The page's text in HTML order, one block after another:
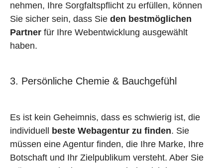
nehmen, Ihre Sorgfaltspflicht zu erfüllen, können
Sie sicher sein, dass Sie den bestmöglichen
Partner für Ihre Webentwicklung ausgewählt
haben.
3. Persönliche Chemie & Bauchgefühl
Es ist kein Geheimnis, dass es schwierig ist, die
individuell
beste Webagentur zu finden. Sie
müssen eine Agentur finden, die Ihre Marke, Ihre
Botschaft und Ihr Zielpublikum versteht. Aber Sie